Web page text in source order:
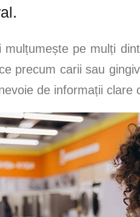
pe mulți
precum carii sau
de informații